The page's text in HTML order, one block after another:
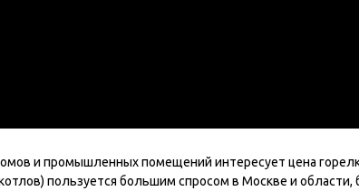
и промышленных помещений интересует цена
пользуется большим спросом в Москве и области,